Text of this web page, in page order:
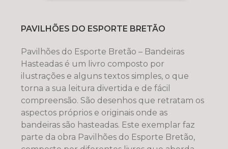
PAVILHÕES DO ESPORTE BRETÃO
Pavilhões do Esporte Bretão – Bandeiras
Hasteadas é um livro composto por
ilustrações e alguns textos simples, o que
torna a sua leitura divertida e de fácil
compreensão. São desenhos que retratam os
aspectos próprios e originais onde as
bandeiras são hasteadas. Este exemplar faz
parte da obra Pavilhões do Esporte Bretão,